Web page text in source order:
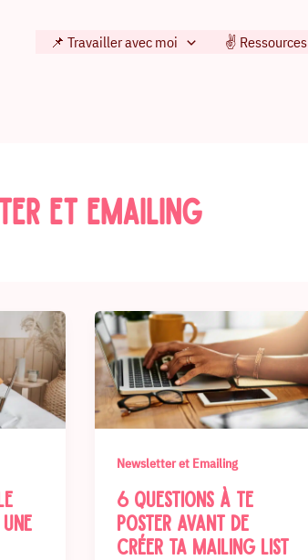
📌 Travailler avec moi ✌️ Ressources
et Emailing
Newsletter et Emailing
6 questions à te
poster avant de
créer ta mailing list